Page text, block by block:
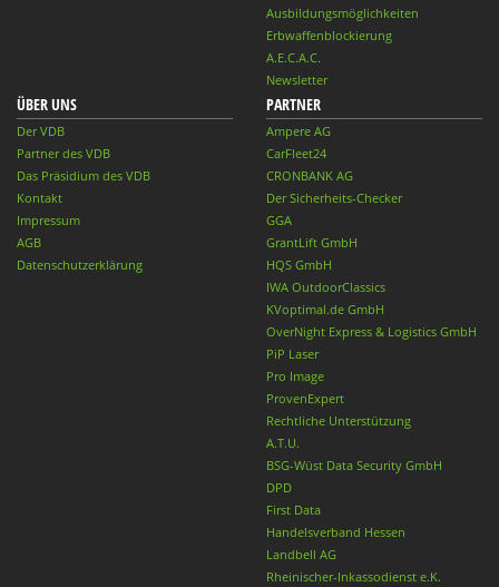
Ausbildungsmöglichkeiten
Erbwaffenblockierung
A.E.C.A.C.
Newsletter
ÜBER UNS
Der VDB
Partner des VDB
Das Präsidium des VDB
Kontakt
Impressum
AGB
Datenschutzerklärung
PARTNER
Ampere AG
CarFleet24
CRONBANK AG
Der Sicherheits-Checker
GGA
GrantLift GmbH
HQS GmbH
IWA OutdoorClassics
KVoptimal.de GmbH
OverNight Express & Logistics GmbH
PiP Laser
Pro Image
ProvenExpert
Rechtliche Unterstützung
A.T.U.
BSG-Wüst Data Security GmbH
DPD
First Data
Handelsverband Hessen
Landbell AG
Rheinischer-Inkassodienst e.K.